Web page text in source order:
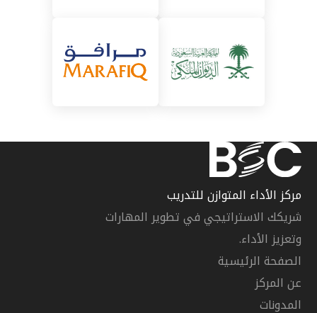
مركز الأداء المتوازن للتدريب
شريكك الاستراتيجي في تطوير المهارات
وتعزيز الأداء.
الصفحة الرئيسية
عن المركز
المدونات